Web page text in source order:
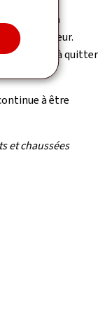
ordre. La
en vigueur.
autorisés à quitter
à être
et chaussées